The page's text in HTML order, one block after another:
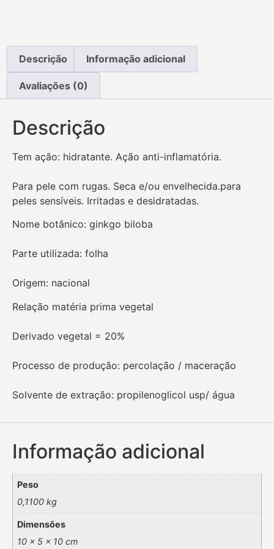
Descrição Informação adicional
Avaliações (0)
Descrição
Tem ação: hidratante. Ação anti-inflamatória.
Para pele com rugas. Seca e/ou envelhecida.para
peles sensíveis. Irritadas e desidratadas.
Nome botânico: ginkgo biloba
Parte utilizada: folha
Origem: nacional
Relação matéria prima vegetal
Derivado vegetal = 20%
Processo de produção: percolação / maceração
Solvente de extração: propilenoglicol usp/ água
Informação adicional
Peso
0,1100 kg
Dimensões
10 × 5 × 10 cm